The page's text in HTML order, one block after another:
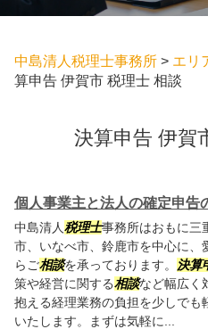
中島清人税理士事務所 > エリ
算申告 伊賀市 税理士 相談
決算申告 伊賀
個人事業主と法人の確定申告
中島清人税理士事務所はおもに三
市、いなべ市、鈴鹿市を中心に
らご相談を承っております。 決算
策や経営に関する相談など幅広く
抱える経理業務の負担を少しでも
いたします。まずは気軽に...